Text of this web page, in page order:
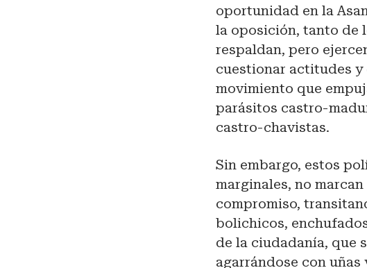
oportunidad en la
la oposición, tanto de
respaldan, pero
cuestionar actitudes y
movimiento que
parásitos castro-
castro-chavistas.
Sin embargo, estos
marginales, no
compromiso,
bolichicos,
de la ciudadanía, que
agarrándose con